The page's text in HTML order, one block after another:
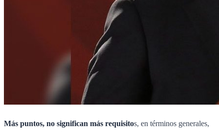
Más puntos, no significan más requisitos, en términos generales,